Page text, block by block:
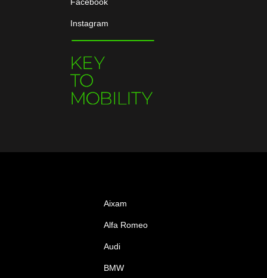
Instagram
Aixam
Alfa Romeo
Audi
BMW